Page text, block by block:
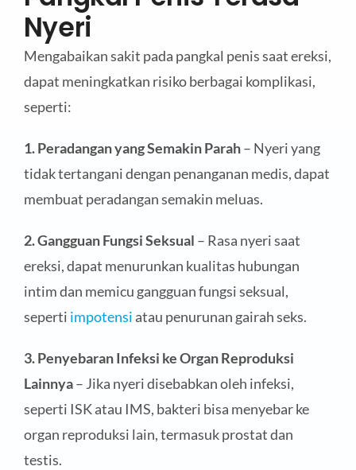
Nyeri
Mengabaikan sakit pada pangkal penis saat ereksi,
dapat meningkatkan risiko berbagai komplikasi,
seperti:
1. Peradangan yang Semakin Parah– Nyeri yang
tidak tertangani dengan penanganan medis, dapat
membuat peradangan semakin meluas.
2. Gangguan Fungsi Seksual – Rasa nyeri saat
ereksi, dapat menurunkan kualitas hubungan
intim dan memicu gangguan fungsi seksual,
seperti impotensi atau penurunan gairah seks.
3. Penyebaran Infeksi ke Organ Reproduksi
Lainnya– Jika nyeri disebabkan oleh infeksi,
seperti ISK atau IMS, bakteri bisa menyebar ke
organ reproduksi lain, termasuk prostat dan
testis.